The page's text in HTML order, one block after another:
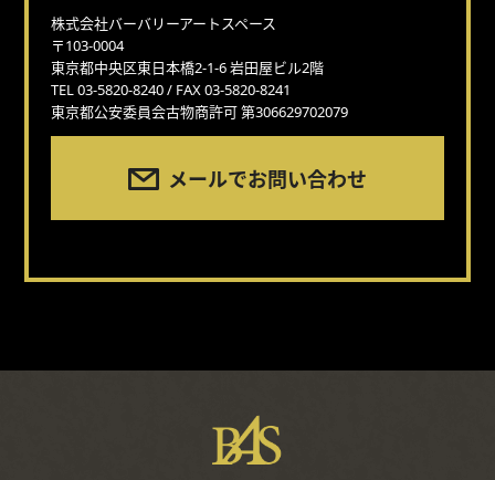
株式会社バーバリーアートスペース
〒103-0004
東京都中央区東日本橋2-1-6 岩田屋ビル2階
TEL 03-5820-8240 / FAX 03-5820-8241
東京都公安委員会古物商許可 第306629702079
メールでお問い合わせ